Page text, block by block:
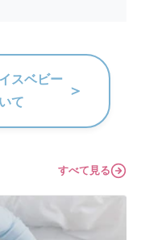
スベビー
て
＞
すべて見る